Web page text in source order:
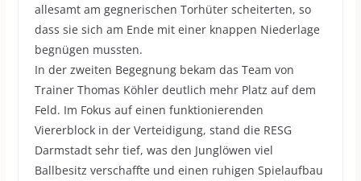
allesamt am gegnerischen Torhüter scheiterten, so
dass sie sich am Ende mit einer knappen Niederlage
begnügen mussten.
In der zweiten Begegnung bekam das Team von
Trainer Thomas Köhler deutlich mehr Platz auf dem
Feld. Im Fokus auf einen funktionierenden
Viererblock in der Verteidigung, stand die RESG
Darmstadt sehr tief, was den Junglöwen viel
Ballbesitz verschaffte und einen ruhigen Spielaufbau